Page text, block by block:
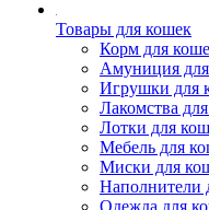
Товары для кошек
Корм для
Амуниция
Игрушки для
Лакомства
Лотки для
Мебель для
Миски для
Наполнители
Одежда для